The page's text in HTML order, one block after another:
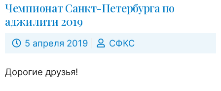
Чемпионат Санкт-Петербурга по
аджилити 2019
5 апреля 2019 СФКС
Дорогие друзья!